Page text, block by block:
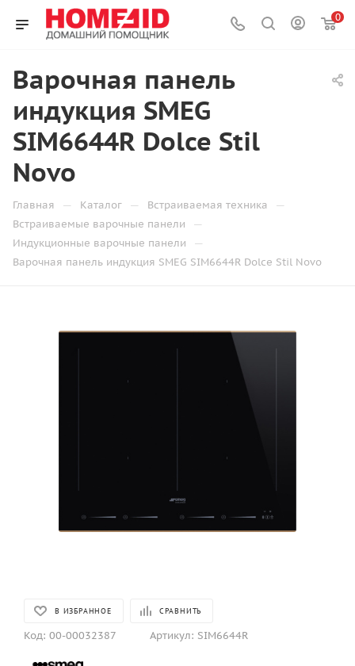
0
Варочная панель
индукция SMEG
SIM6644R Dolce Stil
Novo
Главная — Каталог — Встраиваемая техника —
Встраиваемые варочные панели —
Индукционные варочные панели —
Варочная панель индукция SMEG SIM6644R Dolce Stil Novo
В ИЗБРАННОЕ СРАВНИТЬ
Код: 00-00032387 Артикул: SIM6644R